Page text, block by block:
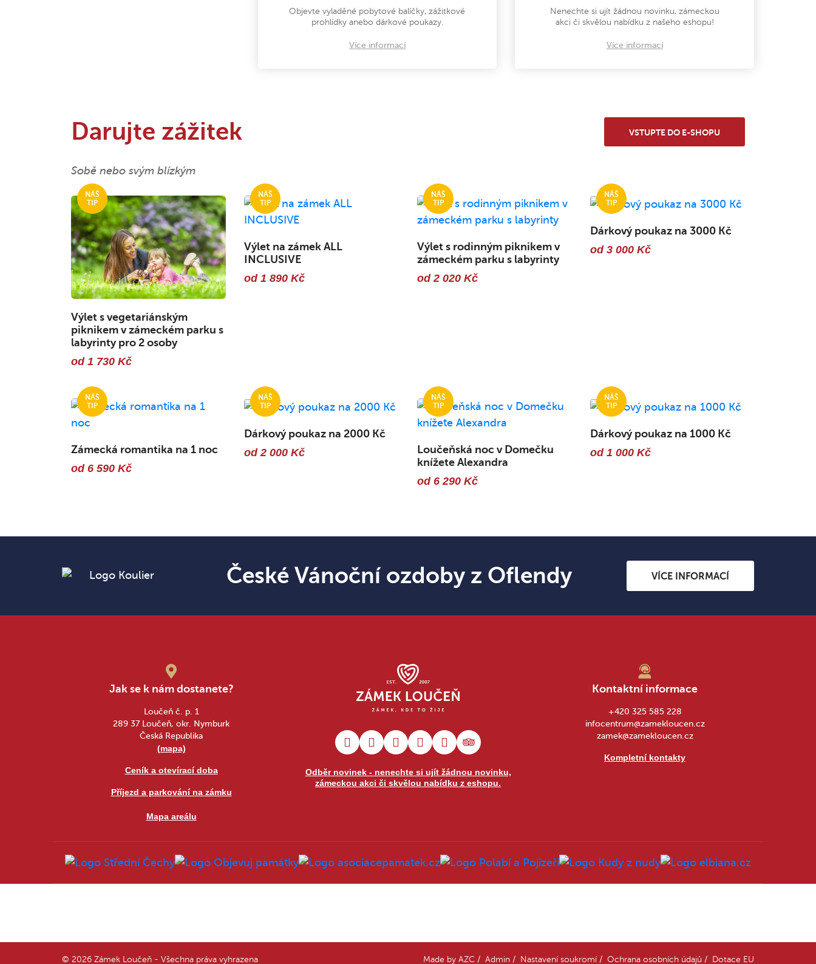
Objevte vyladěné pobytové balíčky, zážitkové
prohlídky anebo dárkové poukazy.
Více informací
Nenechte si ujít žádnou novinku, zámeckou
akci či skvělou nabídku z našeho eshopu!
Více informací
Darujte zážitek
Sobě nebo svým blízkým
Výlet s vegetariánským
piknikem v zámeckém parku s
labyrinty pro 2 osoby
od 1 730 Kč
Výlet na zámek ALL
INCLUSIVE
od 1 890 Kč
Výlet s rodinným piknikem v
zámeckém parku s labyrinty
od 2 020 Kč
Dárkový poukaz na 3000 Kč
od 3 000 Kč
Zámecká romantika na 1 noc
od 6 590 Kč
Dárkový poukaz na 2000 Kč
od 2 000 Kč
Loučeňská noc v Domečku
knížete Alexandra
od 6 290 Kč
Dárkový poukaz na 1000 Kč
od 1 000 Kč
VSTUPTE DO E-SHOPU
České Vánoční ozdoby z Oflendy VÍCE INFORMACÍ
Jak se k nám dostanete?
Loučeň č. p. 1
289 37 Loučeň, okr. Nymburk
Česká Republika
(mapa)
Ceník a otevírací doba
Příjezd a parkování na zámku
Mapa areálu
Odběr novinek - nenechte si ujít žádnou novinku,
zámeckou akci či skvělou nabídku z eshopu.
Kontaktní informace
+420 325 585 228
infocentrum@zamekloucen.cz
zamek@zamekloucen.cz
Kompletní kontakty
© 2026 Zámek Loučeň - Všechna práva vyhrazena Made by AZC / Admin / Nastavení soukromí / Ochrana osobních údajů / Dotace EU